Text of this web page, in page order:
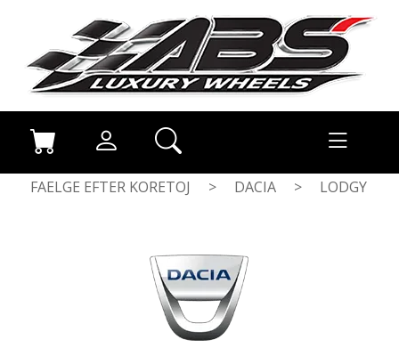
FAELGE EFTER KORETOJ > DACIA > LODGY